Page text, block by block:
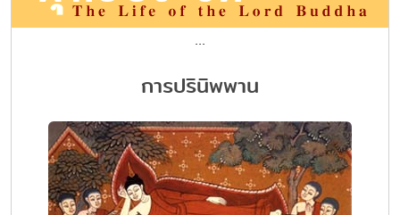
...
การปรินิพพาน